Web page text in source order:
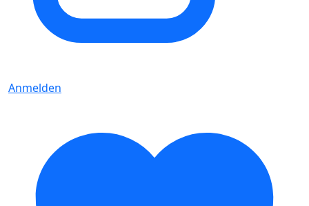
Anmelden